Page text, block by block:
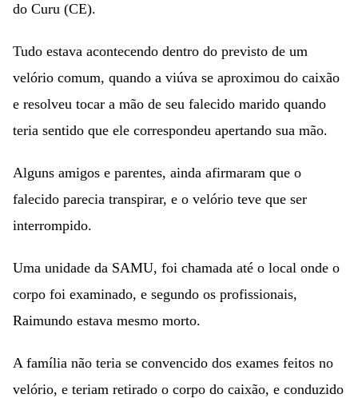
do Curu (CE).
Tudo estava acontecendo dentro do previsto de um
velório comum, quando a viúva se aproximou do caixão
e resolveu tocar a mão de seu falecido marido quando
teria sentido que ele correspondeu apertando sua mão.
Alguns amigos e parentes, ainda afirmaram que o
falecido parecia transpirar, e o velório teve que ser
interrompido.
Uma unidade da SAMU, foi chamada até o local onde o
corpo foi examinado, e segundo os profissionais,
Raimundo estava mesmo morto.
A família não teria se convencido dos exames feitos no
velório, e teriam retirado o corpo do caixão, e conduzido